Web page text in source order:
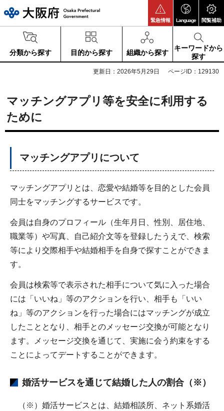
緊急情報 Language 閲覧補助
分類から探す 目的から探す 組織から探す
キーワードから
探す
更新日：2026年5月29日 ページID：129130
マッチングアプリ等を安全に利用する
ために
マッチングアプリについて
マッチングアプリとは、恋愛や結婚等を目的とした会員
同士をマッチングするサービスです。
会員は自身のプロフィール（生年月日、性別、居住地、
職業等）や写真、自己紹介文等を登録したうえで、検索
等により交際相手や結婚相手を自身で探すことができま
す。
会員は検索等で表示された相手について気に入った場合
には「いいね」等のアクションを行い、相手も「いい
ね」等のアクションを行った場合にはマッチングが成立
したこととなり、相手とのメッセージ交換が可能となり
ます。メッセージ交換を通じて、実施に会う約束をする
ことによってデートすることができます。
婚活サービスを通じて結婚した人の割合（※）
（※）婚活サービスとは、結婚相談所、ネット系婚活